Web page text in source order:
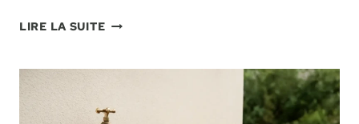
LIRE LA SUITEPOURQUOI
CHÊNE